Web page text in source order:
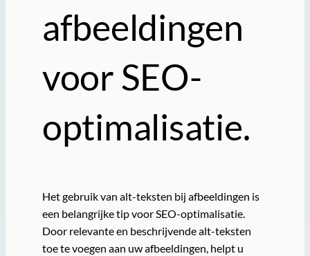
afbeeldingen
voor SEO-
optimalisatie.
Het gebruik van alt-teksten bij afbeeldingen is
een belangrijke tip voor SEO-optimalisatie.
Door relevante en beschrijvende alt-teksten
toe te voegen aan uw afbeeldingen, helpt u